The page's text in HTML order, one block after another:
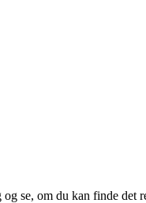
se, om du kan finde det